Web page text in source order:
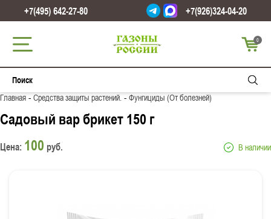
+7(495) 642-27-80 +7(926)324-04-20
0
Главная-Средства защиты растений.-Фунгициды (От болезней)
Садовый вар брикет 150 г
Цена: 100 руб. В наличии